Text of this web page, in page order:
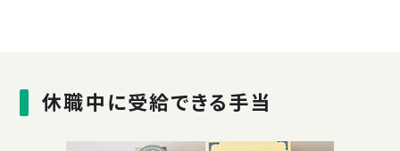
休職中に受給できる手当